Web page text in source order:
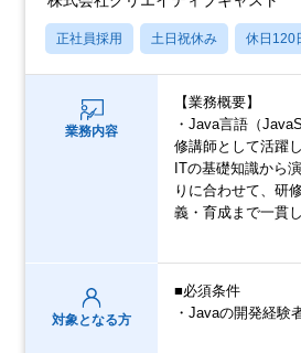
正社員採用 土日祝休み 休日120
業務内容
【業務概要】
・Java言語（
修講師として活躍
ITの基礎知識から
りに合わせて、研
義・育成まで一貫
対象となる方
■必須条件
・Javaの開発経験